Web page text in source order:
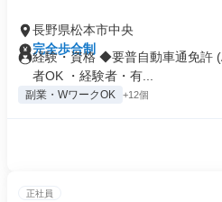
長野県松本市中央
完全歩合制
経験・資格 ◆要普自動車通免許
者OK ・経験者・有...
副業・WワークOK +12個
正社員